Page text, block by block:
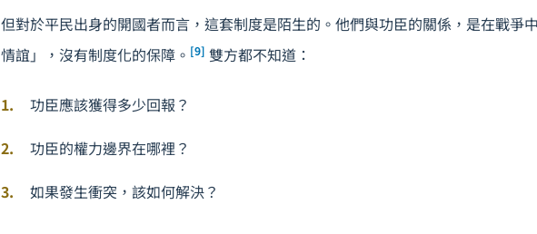
但對於平民出身的開國者而言，這套制度是陌生的。他們與功臣的關係，是在戰爭
情誼」，沒有制度化的保障。 [9] 雙方都不知道：
功臣應該獲得多少回報？
功臣的權力邊界在哪裡？
如果發生衝突，該如何解決？